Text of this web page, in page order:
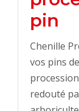
pin
Chenille
vos pins
redouté